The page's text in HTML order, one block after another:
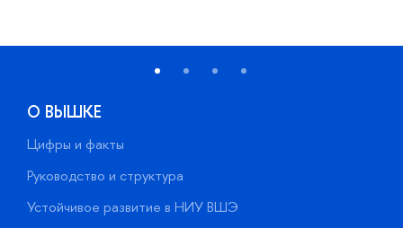
О ВЫШКЕ
Цифры и факты
Руководство и структура
Устойчивое развитие в НИУ ВШЭ